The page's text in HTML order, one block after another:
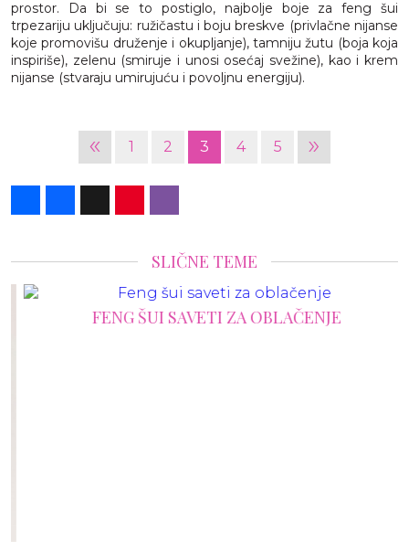
prostor. Da bi se to postiglo, najbolje boje za feng šui
trpezariju uključuju: ružičastu i boju breskve (privlačne nijanse
koje promovišu druženje i okupljanje), tamniju žutu (boja koja
inspiriše), zelenu (smiruje i unosi osećaj svežine), kao i krem
nijanse (stvaraju umirujuću i povoljnu energiju).
« 1 2 3 4 5 »
SLIČNE TEME
FENG ŠUI SAVETI ZA OBLAČENJE